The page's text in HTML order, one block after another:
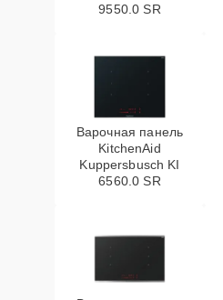
9550.0 SR
Варочная панель
KitchenAid
Kuppersbusch KI
6560.0 SR